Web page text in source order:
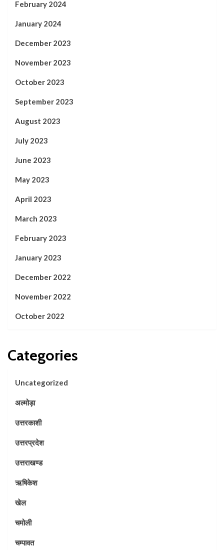
February 2024
January 2024
December 2023
November 2023
October 2023
September 2023
August 2023
July 2023
June 2023
May 2023
April 2023
March 2023
February 2023
January 2023
December 2022
November 2022
October 2022
Categories
Uncategorized
अल्मोड़ा
उत्तरकाशी
उत्तरप्रदेश
उत्तराखण्ड
ऋषिकेश
खेल
चमोली
चम्पावत